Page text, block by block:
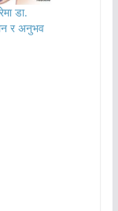
डा.
र अनुभव